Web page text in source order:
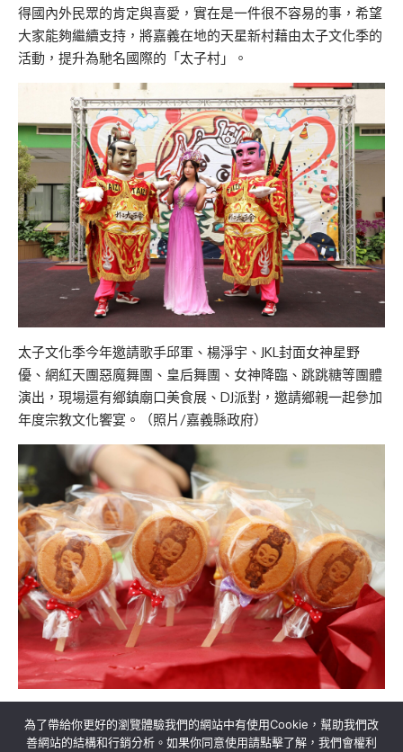
得國內外民眾的肯定與喜愛，實在是一件很不容易的事，希望
大家能夠繼續支持，將嘉義在地的天星新村藉由太子文化季的
活動，提升為馳名國際的「太子村」。
太子文化季今年邀請歌手邱軍、楊淨宇、JKL封面女神星野
優、網紅天團惡魔舞團、皇后舞團、女神降臨、跳跳糖等團體
演出，現場還有鄉鎮廟口美食展、DJ派對，邀請鄉親一起參加
年度宗教文化饗宴。（照片/嘉義縣政府）
為了帶給你更好的瀏覽體驗我們的網站中有使用Cookie，幫助我們改
善網站的結構和行銷分析。如果你同意使用請點擊了解，我們會權利